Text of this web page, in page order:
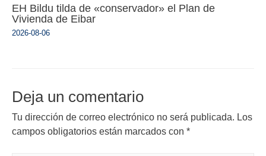
EH Bildu tilda de «conservador» el Plan de
Vivienda de Eibar
2026-08-06
Deja un comentario
Tu dirección de correo electrónico no será publicada. Los
campos obligatorios están marcados con *